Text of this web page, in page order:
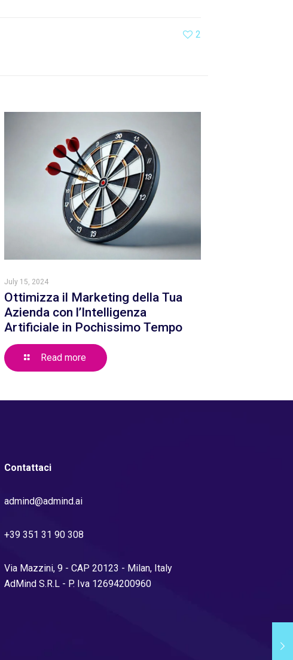
2
July 15, 2024
Ottimizza il Marketing della Tua
Azienda con l’Intelligenza
Artificiale in Pochissimo Tempo
Read more
Contattaci
admind@admind.ai
+39 351 31 90 308
Via Mazzini, 9 - CAP 20123 - Milan, Italy
AdMind S.R.L - P. Iva 12694200960